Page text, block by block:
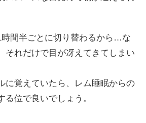
間半ごとに切り替わるから…な
それだけで目が冴えてきてしまい
に覚えていたら、レム睡眠からの
る位で良いでしょう。